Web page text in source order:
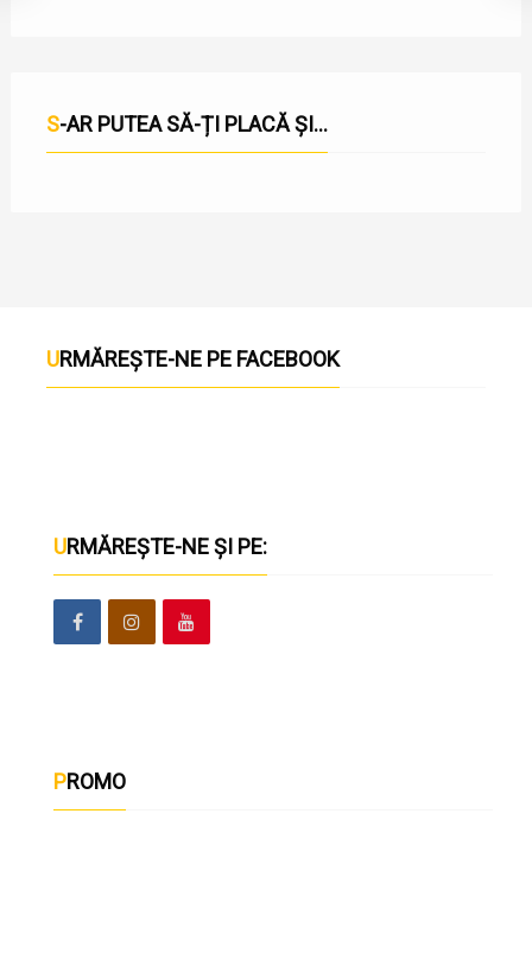
S-AR PUTEA SĂ-ȚI PLACĂ ȘI...
URMĂREȘTE-NE PE FACEBOOK
URMĂREȘTE-NE ȘI PE:
PROMO